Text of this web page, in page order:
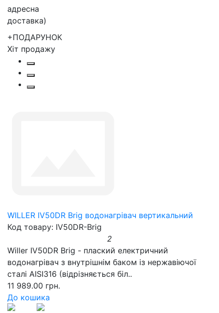
+ПОДАРУНОК
Хіт продажу
WILLER IV50DR Brig водонагрівач вертикальний
Код товару: IV50DR-Brig
2
Willer IV50DR Brig - плаский електричний
водонагрівач з внутрішнім баком із нержавіючої
сталі AISI316 (відрізняється біл..
11 989.00 грн.
До кошика